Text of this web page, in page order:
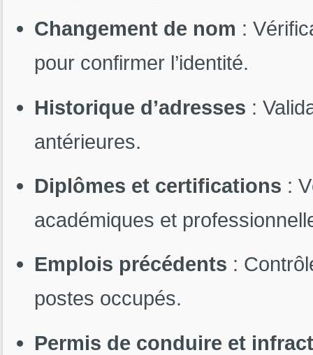
Changement de nom :
pour confirmer l’identité.
Historique d’adresses :
antérieures.
Diplômes et certifications :
académiques et
Emplois précédents :
postes occupés.
Permis de conduire et